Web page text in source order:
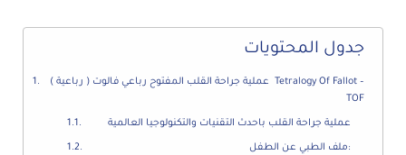
جدول المحتويات
عملية جراحة القلب المفتوح رباعي فالوت ( رباعية ) Tetralogy Of Fallot –
TOF
عملية جراحة القلب باحدث التقنيات والتكنولوجيا العالمية
ملف الطبي عن الطفل: